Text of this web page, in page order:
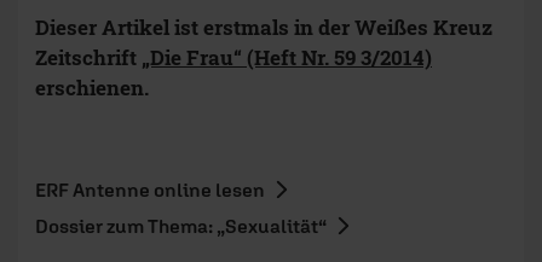
Dieser Artikel ist erstmals in der Weißes Kreuz
Zeitschrift „Die Frau“ (Heft Nr. 59 3/2014)
erschienen.
ERF Antenne online lesen
Dossier zum Thema: „Sexualität“